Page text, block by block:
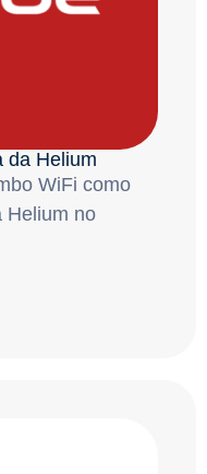
da Helium
WiFi como
Helium no